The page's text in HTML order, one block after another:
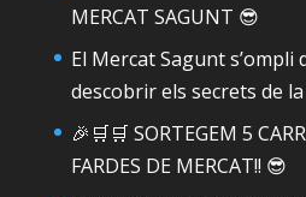
MERCAT SAGUNT 😎
El Mercat Sagunt s’ompli
descobrir els secrets de
🎉🛒🛒 SORTEGEM 5
FARDES DE MERCAT!! 😎